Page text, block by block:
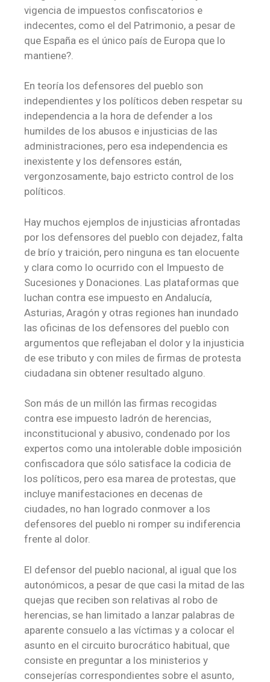
vigencia de impuestos confiscatorios e
indecentes, como el del Patrimonio, a pesar de
que España es el único país de Europa que lo
mantiene?.
En teoría los defensores del pueblo son
independientes y los políticos deben respetar su
independencia a la hora de defender a los
humildes de los abusos e injusticias de las
administraciones, pero esa independencia es
inexistente y los defensores están,
vergonzosamente, bajo estricto control de los
políticos.
Hay muchos ejemplos de injusticias afrontadas
por los defensores del pueblo con dejadez, falta
de brío y traición, pero ninguna es tan elocuente
y clara como lo ocurrido con el Impuesto de
Sucesiones y Donaciones. Las plataformas que
luchan contra ese impuesto en Andalucía,
Asturias, Aragón y otras regiones han inundado
las oficinas de los defensores del pueblo con
argumentos que reflejaban el dolor y la injusticia
de ese tributo y con miles de firmas de protesta
ciudadana sin obtener resultado alguno.
Son más de un millón las firmas recogidas
contra ese impuesto ladrón de herencias,
inconstitucional y abusivo, condenado por los
expertos como una intolerable doble imposición
confiscadora que sólo satisface la codicia de
los políticos, pero esa marea de protestas, que
incluye manifestaciones en decenas de
ciudades, no han logrado conmover a los
defensores del pueblo ni romper su indiferencia
frente al dolor.
El defensor del pueblo nacional, al igual que los
autonómicos, a pesar de que casi la mitad de las
quejas que reciben son relativas al robo de
herencias, se han limitado a lanzar palabras de
aparente consuelo a las víctimas y a colocar el
asunto en el circuito burocrático habitual, que
consiste en preguntar a los ministerios y
consejerías correspondientes sobre el asunto,